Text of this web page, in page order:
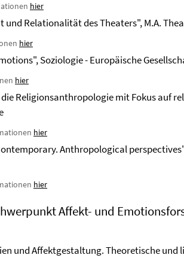
hier
Relationalität des Theaters", M.A.
hier
Soziologie - Europäische
hier
Religionsanthropologie mit Fokus auf
hier
Anthropological
hier
Affekt- und
und Affektgestaltung. Theoretische und